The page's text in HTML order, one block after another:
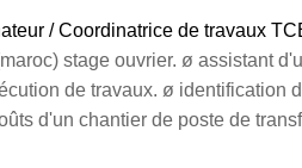
/ Coordinatrice de travaux
stage ouvrier. ø assistant
de travaux. ø identification
d'un chantier de poste de